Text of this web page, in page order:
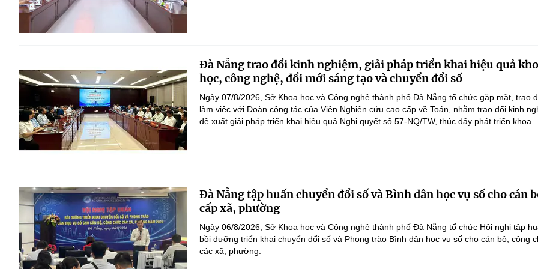
Đà Nẵng trao đổi kinh nghiệm, giải pháp triển khai hiệu quả
học, công nghệ, đổi mới sáng tạo và chuyển đổi số
Ngày 07/8/2026, Sở Khoa học và Công nghệ thành phố Đà Nẵng tổ chức gặp mặt, trao
làm việc với Đoàn công tác của Viện Nghiên cứu cao cấp về Toán, nhằm trao đổi kinh
đề xuất giải pháp triển khai hiệu quả Nghị quyết số 57-NQ/TW, thúc đẩy phát triển khoa...
Đà Nẵng tập huấn chuyển đổi số và Bình dân học vụ số cho cán
cấp xã, phường
Ngày 06/8/2026, Sở Khoa học và Công nghệ thành phố Đà Nẵng tổ chức Hội nghị tập
bồi dưỡng triển khai chuyển đổi số và Phong trào Bình dân học vụ số cho cán bộ, công
các xã, phường.